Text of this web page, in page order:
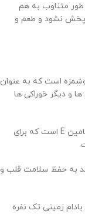
متناوب به هم
پخش نشود و طعم و
است که به عنوان
و دیگر خوراکی ها
– این محصول حاوی مقدار زیادی املاح معدنی و ویتامین E است که برای
به حفظ سلامت قلب و
زمینی تک نفره